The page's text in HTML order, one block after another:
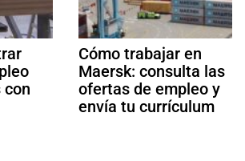
con
Cómo trabajar en
Maersk: consulta las
ofertas de empleo y
envía tu currículum